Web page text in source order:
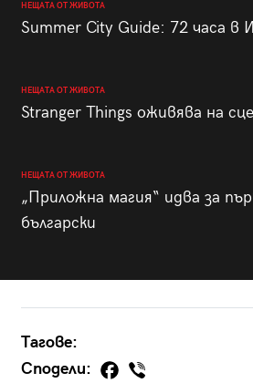
НЕЩАТА ОТ ЖИВОТА
Summer City Guide: 72 часа в
НЕЩАТА ОТ ЖИВОТА
Stranger Things оживява на
НЕЩАТА ОТ ЖИВОТА
„Приложна магия“ идва за
български
Тагове:
Сподели: